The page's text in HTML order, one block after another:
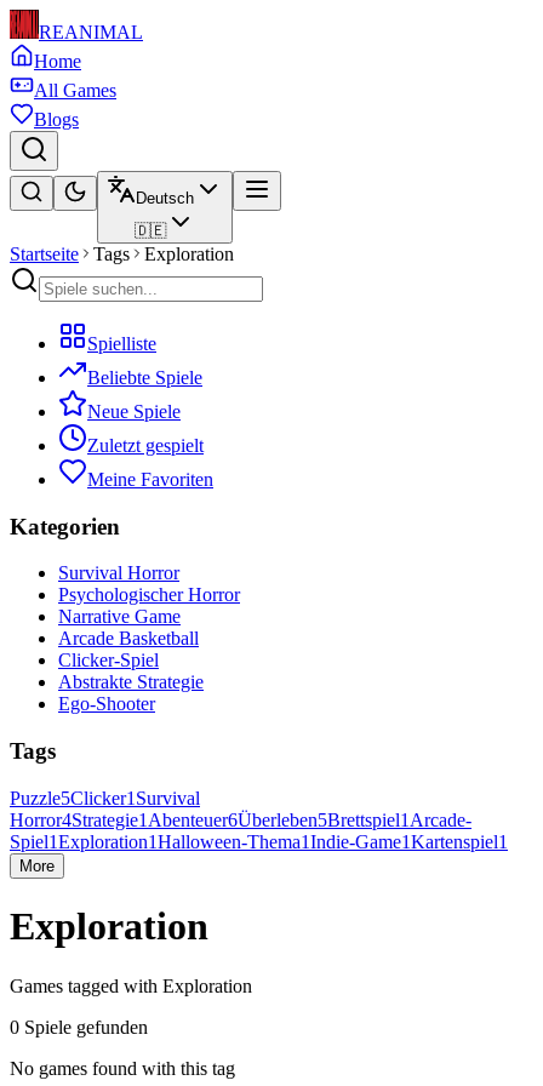
REANIMAL
Home
All Games
Blogs
Deutsch
🇩🇪
Startseite Tags Exploration
Spielliste
Beliebte Spiele
Neue Spiele
Zuletzt gespielt
Meine Favoriten
Kategorien
Survival Horror
Psychologischer Horror
Narrative Game
Arcade Basketball
Clicker-Spiel
Abstrakte Strategie
Ego-Shooter
Tags
Puzzle5Clicker1 Survival
Horror4Strategie1 Abenteuer6Überleben5Brettspiel1 Arcade-
Spiel1Exploration1Halloween-Thema1Indie-Game1Kartenspiel1
More
Exploration
Games tagged with Exploration
0 Spiele gefunden
No games found with this tag